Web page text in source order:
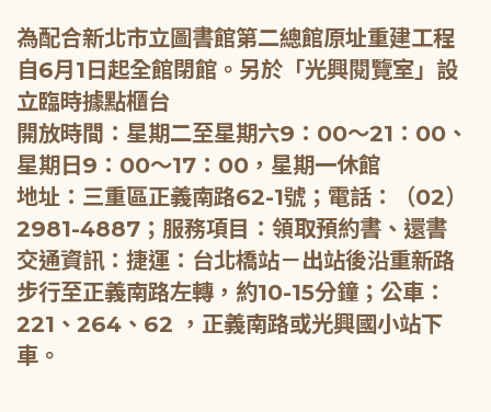
為配合新北市立圖書館第二總館原址重建工程
自6月1日起全館閉館。另於「光興閱覽室」設
立臨時據點櫃台
開放時間：星期二至星期六9：00～21：00、
星期日9：00～17：00，星期一休館
地址：三重區正義南路62-1號；電話：（02）
2981-4887；服務項目：領取預約書、還書
交通資訊：捷運：台北橋站－出站後沿重新路
步行至正義南路左轉，約10-15分鐘；公車：
221、264、62 ，正義南路或光興國小站下
車。